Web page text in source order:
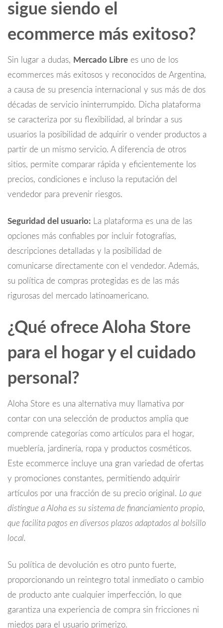
sigue siendo el
ecommerce más exitoso?
Sin lugar a dudas, Mercado Libre es uno de los
ecommerces más exitosos y reconocidos de Argentina,
a causa de su presencia internacional y sus más de dos
décadas de servicio ininterrumpido. Dicha plataforma
se caracteriza por su flexibilidad, al brindar a sus
usuarios la posibilidad de adquirir o vender productos a
partir de un mismo servicio. A diferencia de otros
sitios, permite comparar rápida y eficientemente los
precios, condiciones e incluso la reputación del
vendedor para prevenir riesgos.
Seguridad del usuario: La plataforma es una de las
opciones más confiables por incluir fotografías,
descripciones detalladas y la posibilidad de
comunicarse directamente con el vendedor. Además,
su política de compras protegidas es de las más
rigurosas del mercado latinoamericano.
¿Qué ofrece Aloha Store
para el hogar y el cuidado
personal?
Aloha Store es una alternativa muy llamativa por
contar con una selección de productos amplia que
comprende categorías como artículos para el hogar,
mueblería, jardinería, ropa y productos cosméticos.
Este ecommerce incluye una gran variedad de ofertas
y promociones constantes, permitiendo adquirir
artículos por una fracción de su precio original. Lo que
distingue a Aloha es su sistema de financiamiento propio,
que facilita pagos en diversos plazos adaptados al bolsillo
local.
Su política de devolución es otro punto fuerte,
proporcionando un reintegro total inmediato o cambio
de producto ante cualquier imperfección, lo que
garantiza una experiencia de compra sin fricciones ni
miedos para el usuario primerizo.